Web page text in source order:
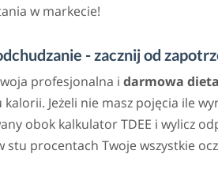
w markecie!
- zacznij od
profesjonalna i darmowa dieta
Jeżeli nie masz pojęcia ile
obok kalkulator TDEE i wylicz
stu procentach Twoje wszystkie